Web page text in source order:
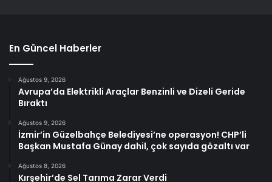
En Güncel Haberler
Ağustos 9, 2026
Avrupa’da Elektrikli Araçlar Benzinli ve Dizeli Geride
Bıraktı
Ağustos 9, 2026
İzmir’in Güzelbahçe Belediyesi’ne operasyon! CHP’li
Başkan Mustafa Günay dahil, çok sayıda gözaltı var
Ağustos 8, 2026
Kırşehir’de Sel Tarıma Zarar Verdi